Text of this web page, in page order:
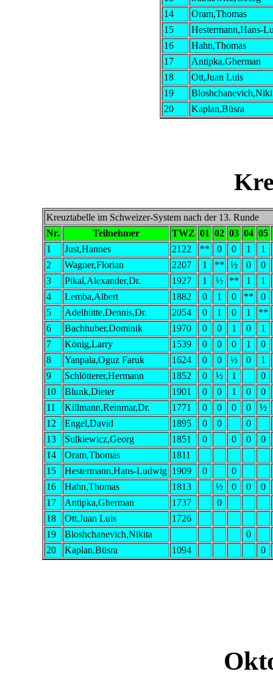
14
Oram,Thomas
15
Hestermann,Hans-
16
Hahn,Thomas
17
Antipka,Gherman
18
Ott,Juan Luis
19
20
Kaplan,Büsra
Kreuztabelle im Schweizer-System nach der 13. Runde
Nr.
Teilnehmer TWZ 01 02 03 04 05
1
Just,Hannes 2122 ** 0 0 1
1
2
Wagner,Florian 2207 1 ** ½ 0
0
3
Pikal,Alexander,Dr. 1927 1 ½ ** 1
1
4
Lemba,Albert 1882 0 1 0 **
0
5
Adelhütte,Dennis,Dr. 2054 0 1 0 1
**
6
Bachhuber,Dominik 1970 0 0 1 0
1
7
König,Larry 1539 0 0 0 1
0
8
Yanpala,Oguz Faruk 1624 0 0 ½ 0
1
9
Schlötterer,Hermann 1852 0 ½ 1
0
10
Blunk,Dieter 1901 0 0 1 0
0
11
Killmann,Reinmar,Dr. 1771 0 0 0 0
½
12
Engel,David 1895 0 0
0
13
Sulkiewicz,Georg 1851 0 0 0
0
14
Oram,Thomas
1811
15
Hestermann,Hans-Ludwig 1909 0
0
16
Hahn,Thomas 1813 ½ 0 0
0
17
Antipka,Gherman 1737
0
18
Ott,Juan Luis
1726
19
Bloshchanevich,Nikita
0
20
Kaplan,Büsra 1094 0